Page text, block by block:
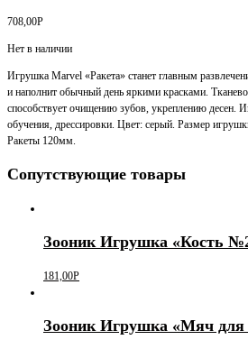
708,00Р
Нет в наличии
Игрушка Marvel «Ракета» станет главным
и наполнит обычный день яркими красками.
способствует очищению зубов, укреплению десен.
обучения, дрессировки. Цвет: серый. Размер
Ракеты 120мм.
Сопутствующие товары
Зооник Игрушка «Кость
181,00Р
Зооник Игрушка «Мяч